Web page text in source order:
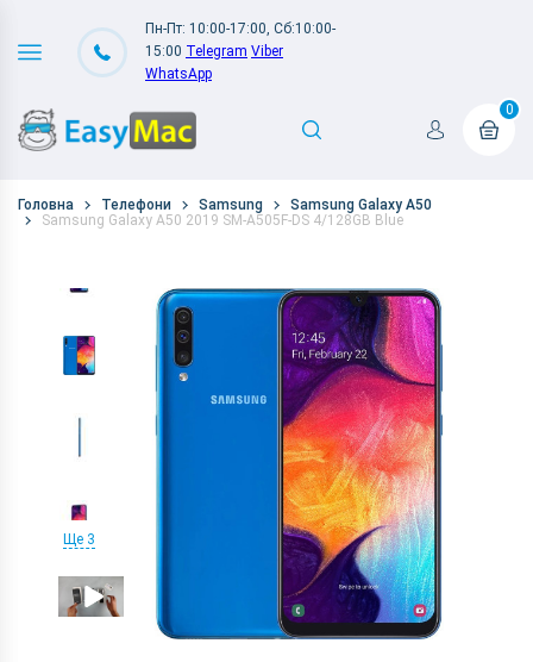
Пн-Пт: 10:00-17:00, Сб:10:00-
15:00 Telegram Viber
WhatsApp
0
Головна Телефони Samsung
Samsung Galaxy A50
Samsung Galaxy A50 2019 SM-A505F-DS 4/128GB Blue
Ще 3